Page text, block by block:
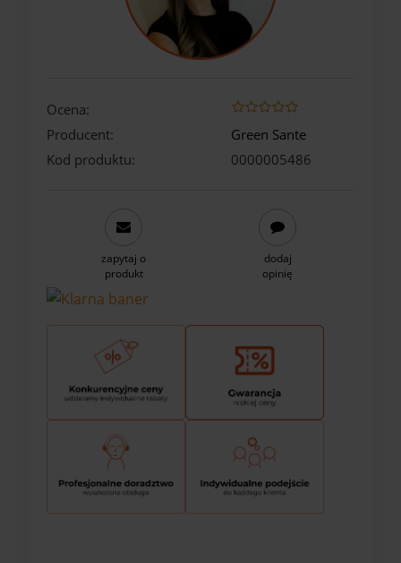
Ocena:
Producent:
Green Sante
Kod produktu:
0000005486
zapytaj o
produkt
dodaj
opinię